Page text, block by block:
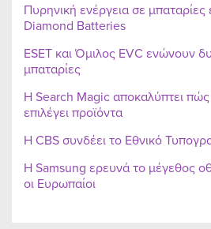
Πυρηνική ενέργεια σε μπαταρίες
Diamond Batteries
ESET και Όμιλος EVC ενώνουν
μπαταρίες
Η Search Magic αποκαλύπτει
επιλέγει προϊόντα
Η CBS συνδέει το Εθνικό
Η Samsung ερευνά το μέγεθος
οι Ευρωπαίοι